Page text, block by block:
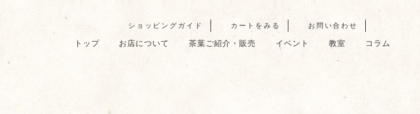
ショッピングガイド カートをみる お問い合わせ
トップ お店について 茶葉ご紹介・販売 イベント 教室 コラム